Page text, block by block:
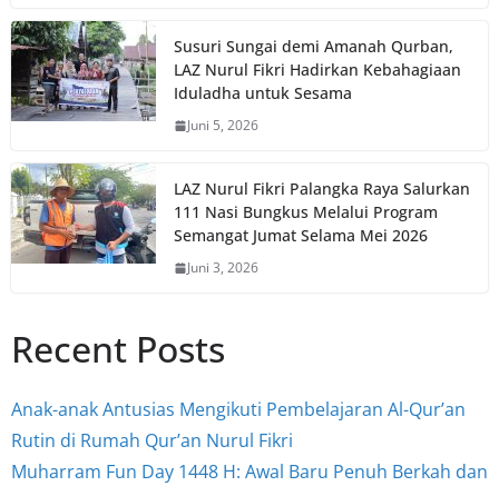
Susuri Sungai demi Amanah Qurban,
LAZ Nurul Fikri Hadirkan Kebahagiaan
Iduladha untuk Sesama
Juni 5, 2026
LAZ Nurul Fikri Palangka Raya Salurkan
111 Nasi Bungkus Melalui Program
Semangat Jumat Selama Mei 2026
Juni 3, 2026
Recent Posts
Anak-anak Antusias Mengikuti Pembelajaran Al-Qur’an
Rutin di Rumah Qur’an Nurul Fikri
Muharram Fun Day 1448 H: Awal Baru Penuh Berkah dan